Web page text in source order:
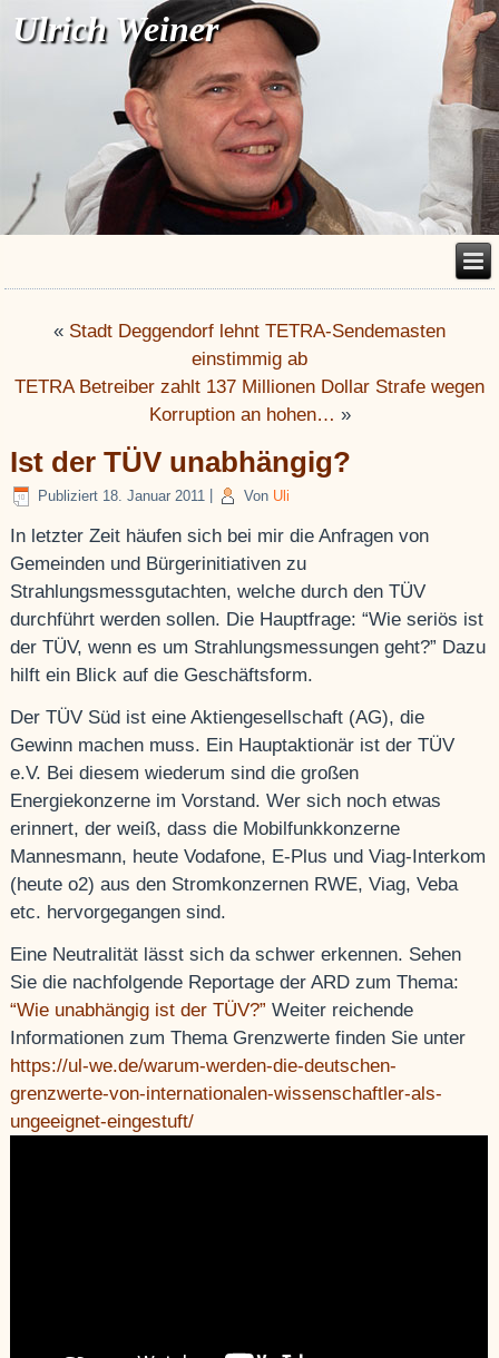
Ulrich Weiner
« Stadt Deggendorf lehnt TETRA-Sendemasten
einstimmig ab
TETRA Betreiber zahlt 137 Millionen Dollar Strafe wegen
Korruption an hohen… »
Ist der TÜV unabhängig?
Publiziert 18. Januar 2011 Von Uli
In letzter Zeit häufen sich bei mir die Anfragen von
Gemeinden und Bürgerinitiativen zu
Strahlungsmessgutachten, welche durch den TÜV
durchführt werden sollen. Die Hauptfrage: “Wie seriös ist
der TÜV, wenn es um Strahlungsmessungen geht?” Dazu
hilft ein Blick auf die Geschäftsform.
Der TÜV Süd ist eine Aktiengesellschaft (AG), die
Gewinn machen muss. Ein Hauptaktionär ist der TÜV
e.V. Bei diesem wiederum sind die großen
Energiekonzerne im Vorstand. Wer sich noch etwas
erinnert, der weiß, dass die Mobilfunkkonzerne
Mannesmann, heute Vodafone, E-Plus und Viag-Interkom
(heute o2) aus den Stromkonzernen RWE, Viag, Veba
etc. hervorgegangen sind.
Eine Neutralität lässt sich da schwer erkennen. Sehen
Sie die nachfolgende Reportage der ARD zum Thema:
“Wie unabhängig ist der TÜV?” Weiter reichende
Informationen zum Thema Grenzwerte finden Sie unter
https://ul-we.de/warum-werden-die-deutschen-
grenzwerte-von-internationalen-wissenschaftler-als-
ungeeignet-eingestuft/